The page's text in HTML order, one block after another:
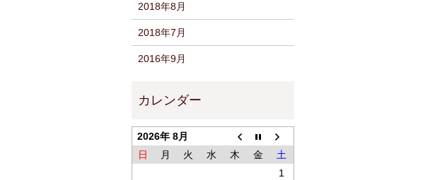
2018年8月
2018年7月
2016年9月
2026年 8月
日
月 火 水 木 金
土
1